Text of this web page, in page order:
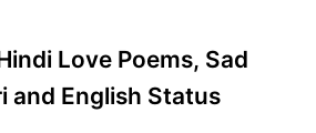
Love Poems, Sad
and English Status